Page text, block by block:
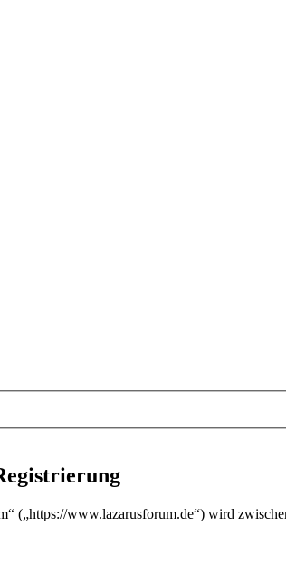
(„https://www.lazarusforum.de“) wird